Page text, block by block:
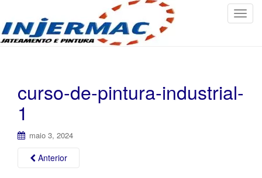
T
n
curso-de-pintura-industrial-
1
maio 3, 2024
Anterior